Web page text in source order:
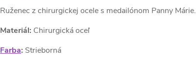
Ruženec z chirurgickej ocele s medailónom Panny Márie.
Materiál: Chirurgická oceľ
Farba: Strieborná